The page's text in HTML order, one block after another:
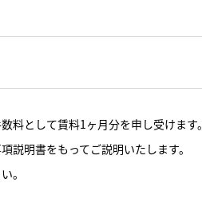
料として賃料1ヶ月分を申し受けます。
説明書をもってご説明いたします。
。